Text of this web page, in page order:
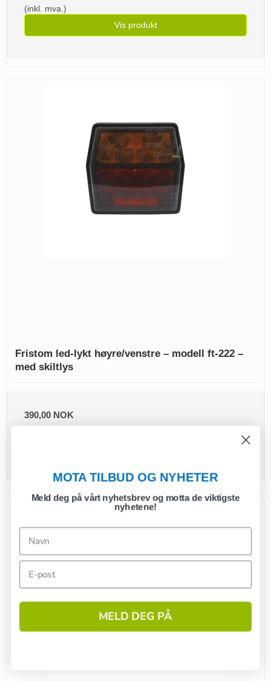
(inkl. mva.)
Vis produkt
Fristom led-lykt høyre/venstre – modell ft-222 –
med skiltlys
390,00 NOK
MOTA TILBUD OG NYHETER
Meld deg på vårt nyhetsbrev og motta de viktigste
nyhetene!
MELD DEG PÅ